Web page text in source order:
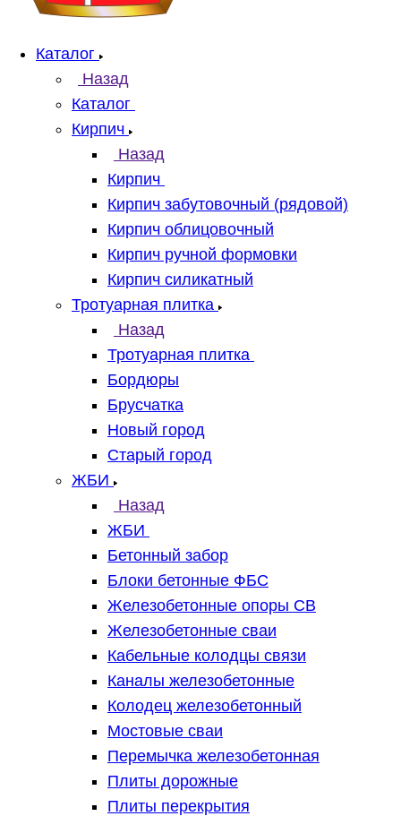
Каталог
Назад
Каталог
Кирпич
Назад
Кирпич
Кирпич забутовочный (рядовой)
Кирпич облицовочный
Кирпич ручной формовки
Кирпич силикатный
Тротуарная плитка
Назад
Тротуарная плитка
Бордюры
Брусчатка
Новый город
Старый город
ЖБИ
Назад
ЖБИ
Бетонный забор
Блоки бетонные ФБС
Железобетонные опоры СВ
Железобетонные сваи
Кабельные колодцы связи
Каналы железобетонные
Колодец железобетонный
Мостовые сваи
Перемычка железобетонная
Плиты дорожные
Плиты перекрытия